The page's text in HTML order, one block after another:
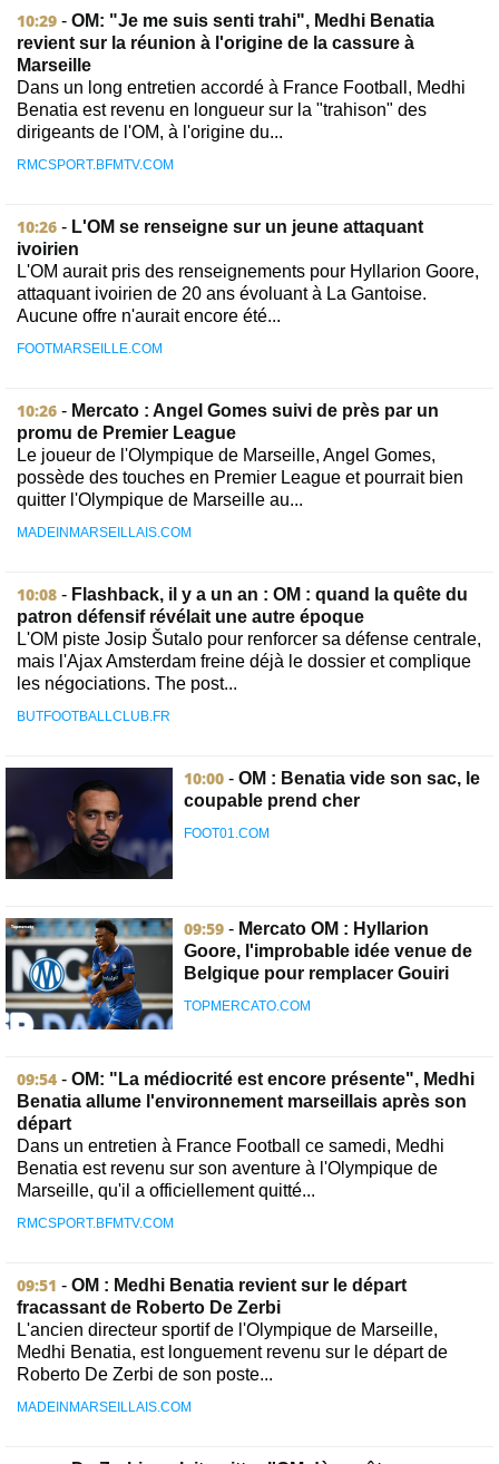
10:29 - OM: "Je me suis senti trahi", Medhi Benatia
revient sur la réunion à l'origine de la cassure à
Marseille
Dans un long entretien accordé à France Football, Medhi
Benatia est revenu en longueur sur la "trahison" des
dirigeants de l'OM, à l'origine du...
RMCSPORT.BFMTV.COM
10:26 - L'OM se renseigne sur un jeune attaquant
ivoirien
L'OM aurait pris des renseignements pour Hyllarion Goore,
attaquant ivoirien de 20 ans évoluant à La Gantoise.
Aucune offre n'aurait encore été...
FOOTMARSEILLE.COM
10:26 - Mercato : Angel Gomes suivi de près par un
promu de Premier League
Le joueur de l'Olympique de Marseille, Angel Gomes,
possède des touches en Premier League et pourrait bien
quitter l'Olympique de Marseille au...
MADEINMARSEILLAIS.COM
10:08 - Flashback, il y a un an : OM : quand la quête du
patron défensif révélait une autre époque
L'OM piste Josip Šutalo pour renforcer sa défense centrale,
mais l'Ajax Amsterdam freine déjà le dossier et complique
les négociations. The post...
BUTFOOTBALLCLUB.FR
10:00 - OM : Benatia vide son sac, le
coupable prend cher
FOOT01.COM
09:59 - Mercato OM : Hyllarion
Goore, l'improbable idée venue de
Belgique pour remplacer Gouiri
TOPMERCATO.COM
09:54 - OM: "La médiocrité est encore présente", Medhi
Benatia allume l'environnement marseillais après son
départ
Dans un entretien à France Football ce samedi, Medhi
Benatia est revenu sur son aventure à l'Olympique de
Marseille, qu'il a officiellement quitté...
RMCSPORT.BFMTV.COM
09:51 - OM : Medhi Benatia revient sur le départ
fracassant de Roberto De Zerbi
L'ancien directeur sportif de l'Olympique de Marseille,
Medhi Benatia, est longuement revenu sur le départ de
Roberto De Zerbi de son poste...
MADEINMARSEILLAIS.COM